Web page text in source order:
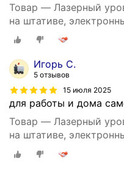
Товар — Лазерный
на штативе,
линий
Игорь С.
5 отзывов
15 июля 2025
для работы и дома
Товар — Лазерный
на штативе,
линий